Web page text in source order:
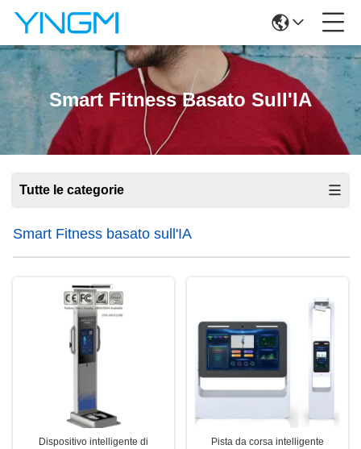
Smart Fitness Basato Sull'IA
Tutte le categorie
Smart Fitness basato sull'IA
Dispositivo intelligente di
Pista da corsa intelligente